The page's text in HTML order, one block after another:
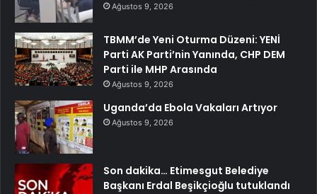
Ağustos 9, 2026
TBMM’de Yeni Oturma Düzeni: YENİ
Parti AK Parti’nin Yanında, CHP DEM
Parti ile MHP Arasında
Ağustos 9, 2026
Uganda’da Ebola Vakaları Artıyor
Ağustos 9, 2026
Son dakika… Etimesgut Belediye
Başkanı Erdal Beşikçioğlu tutuklandı